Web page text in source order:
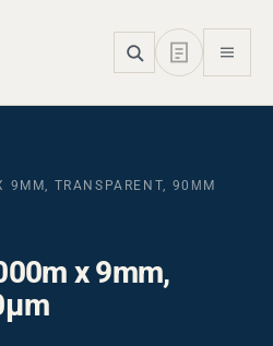
TRANSPARENT, 90ΜM
x 9mm,